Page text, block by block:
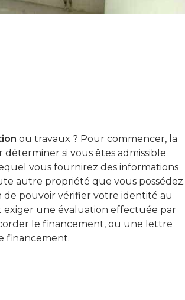
ou travaux ? Pour commencer, la
si vous êtes admissible
vous fournirez des informations
autre propriété que vous possédez.
de pouvoir vérifier votre identité au
exiger une évaluation effectuée par
le financement, ou une lettre
financement.